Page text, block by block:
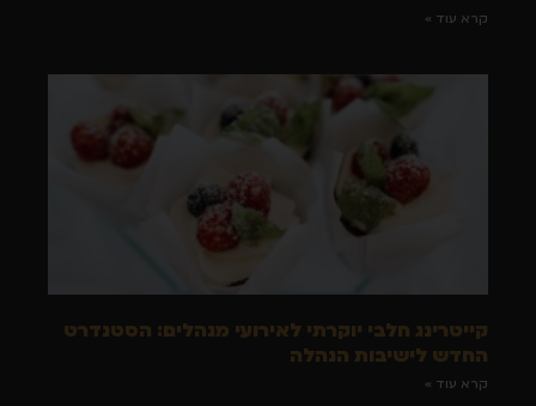
קרא עוד »
קייטרינג חלבי יוקרתי לאירועי מנהלים: הסטנדרט
החדש לישיבות הנהלה
קרא עוד »